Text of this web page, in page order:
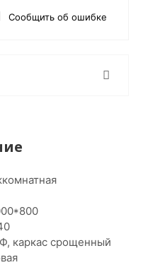
Сообщить об ошибке
каркас срощенный